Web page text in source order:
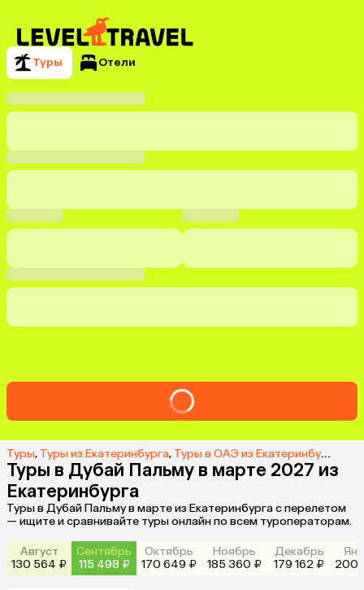
Туры Отели
Туры, Туры из Екатеринбурга, Туры в ОАЭ из Екатеринбурга
Туры в Дубай Пальму в марте 2027 из
Екатеринбурга
Туры в Дубай Пальму в марте из Екатеринбурга с перелетом
— ищите и сравнивайте туры онлайн по всем туроператорам.
Август
130 564 ₽
Сентябрь
115 498 ₽
Октябрь
170 649 ₽
Ноябрь
185 360 ₽
Декабрь
179 162 ₽
200